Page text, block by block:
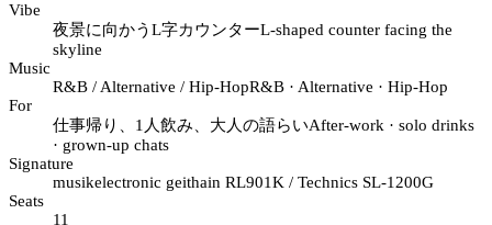
Vibe
夜景に向かうL字カウンターL-shaped counter facing the
skyline
Music
R&B / Alternative / Hip-HopR&B · Alternative · Hip-Hop
For
仕事帰り、1人飲み、大人の語らいAfter-work · solo drinks
· grown-up chats
Signature
musikelectronic geithain RL901K / Technics SL-1200G
Seats
11